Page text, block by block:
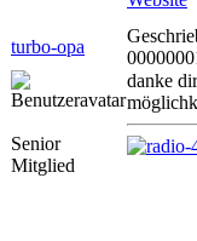
turbo-opa
Senior
Mitglied
danke